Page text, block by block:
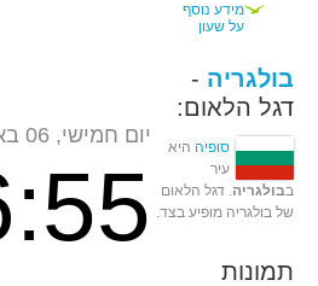
מידע נוסף
על שעון
בולגריה -
דגל הלאום:
סופיה היא
עיר
בבולגריה. דגל הלאום
של בולגריה מופיע בצד.
תמונות
יום חמישי, 06 באוגוסט 2026